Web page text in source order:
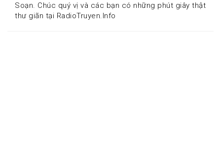
Soạn. Chúc quý vị và các bạn có những phút giây thật
thư giãn tại RadioTruyen.Info